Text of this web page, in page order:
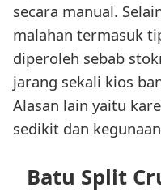
secara manual.
malahan termasuk
diperoleh sebab
jarang sekali kios
Alasan lain yaitu
sedikit dan
Batu Split